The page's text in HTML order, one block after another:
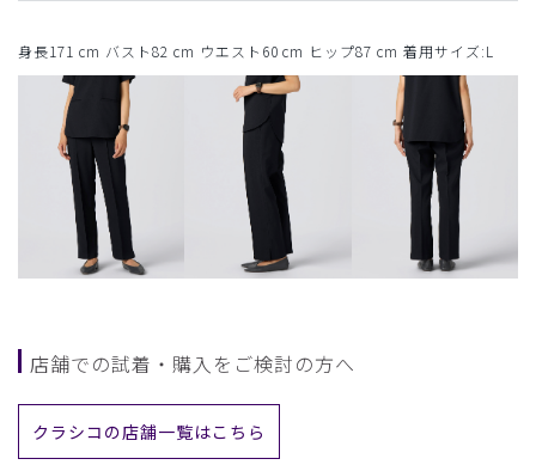
身長171 cm バスト82 cm ウエスト60 cm ヒップ87 cm 着用サイズ:L
店舗での試着・購入をご検討の方へ
クラシコの店舗一覧はこちら